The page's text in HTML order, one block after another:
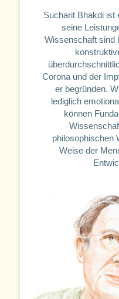
Sucharit Bhakdi ist
seine
Wissenschaft sind
Corona und der
er begründen.
lediglich
können
philosophischen
Weise der